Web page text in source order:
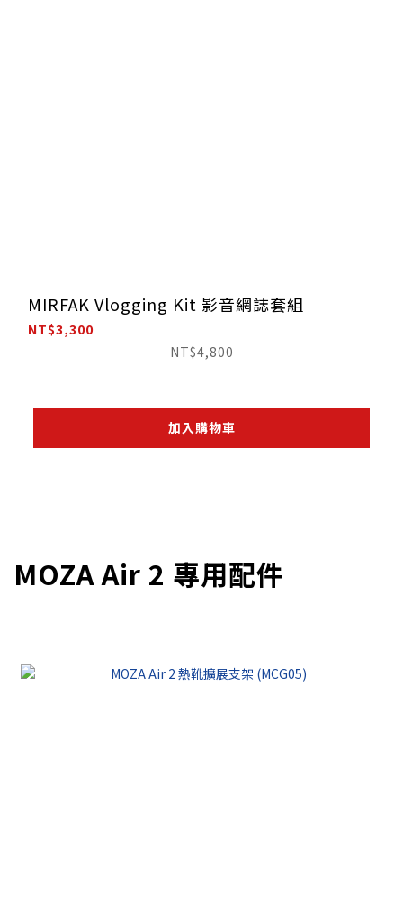
MIRFAK Vlogging Kit 影音網誌套組
NT$3,300
NT$4,800
加入購物車
MOZA Air 2 專用配件